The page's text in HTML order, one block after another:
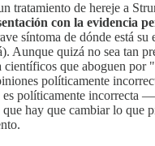
tratamiento de hereje a
con la evidencia
síntoma de dónde está
Aunque quizá no sea tan
científicos que aboguen por
políticamente
es políticamente incorrecta
hay que cambiar lo que